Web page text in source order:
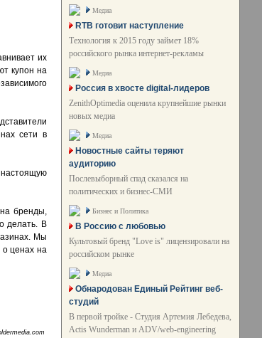
их
купон на
сети в
настоящую
бренды,
делать. В
Мы
о ценах на
Медиа
RTB готовит наступление
Технология к 2015 году займет 18%
российского рынка интернет-рекламы
Медиа
Россия в хвосте digital-лидеров
ZenithOptimedia оценила крупнейшие рынки
новых медиа
Медиа
Новостные сайты теряют
аудиторию
Послевыборный спад сказался на
политических и бизнес-СМИ
Бизнес и Политика
В Россию с любовью
Культовый бренд "Love is" лицензировали на
российском рынке
Медиа
Обнародован Единый Рейтинг веб-
студий
В первой тройке - Студия Артемия Лебедева,
Actis Wunderman и ADV/web-engineering